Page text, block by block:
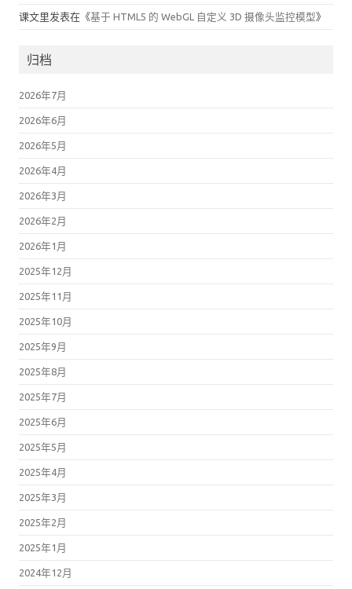
课文里发表在《基于 HTML5 的 WebGL 自定义 3D 摄像头监控模型》
归档
2026年7月
2026年6月
2026年5月
2026年4月
2026年3月
2026年2月
2026年1月
2025年12月
2025年11月
2025年10月
2025年9月
2025年8月
2025年7月
2025年6月
2025年5月
2025年4月
2025年3月
2025年2月
2025年1月
2024年12月